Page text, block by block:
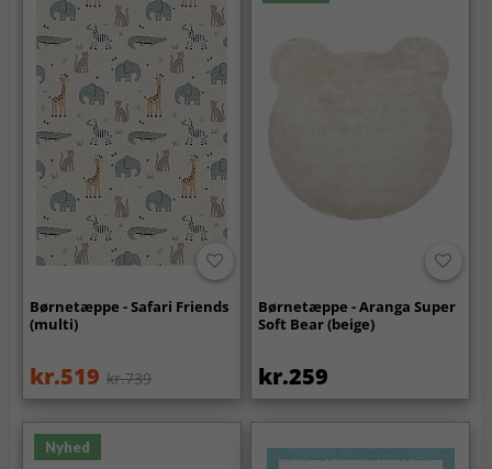
Børnetæppe - Safari Friends
(multi)
kr.519 kr.739
Børnetæppe - Aranga Super
Soft Bear (beige)
kr.259
Nyhed